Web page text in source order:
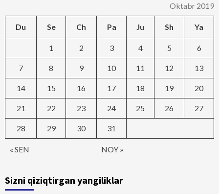
Oktabr 2019
Du Se Ch Pa Ju Sh Ya
« SEN NOY »
1 2 3 4 5 6
7 8 9 10 11 12 13
14 15 16 17 18 19 20
21 22 23 24 25 26 27
28 29 30 31
Sizni qiziqtirgan yangiliklar